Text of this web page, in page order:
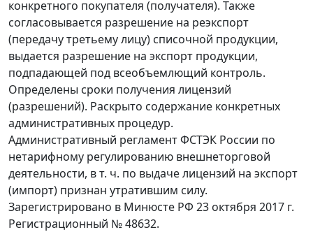
конкретного покупателя (получателя). Также
согласовывается разрешение на реэкспорт
(передачу третьему лицу) списочной продукции,
выдается разрешение на экспорт продукции,
подпадающей под всеобъемлющий контроль.
Определены сроки получения лицензий
(разрешений). Раскрыто содержание конкретных
административных процедур.
Административный регламент ФСТЭК России по
нетарифному регулированию внешнеторговой
деятельности, в т. ч. по выдаче лицензий на экспорт
(импорт) признан утратившим силу.
Зарегистрировано в Минюсте РФ 23 октября 2017 г.
Регистрационный № 48632.